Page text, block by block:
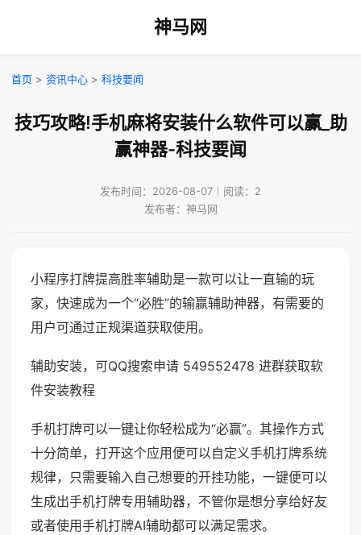
神马网
首页 > 资讯中心 > 科技要闻
技巧攻略!手机麻将安装什么软件可以赢_助
赢神器-科技要闻
发布时间：2026-08-07｜阅读：2
发布者：神马网
小程序打牌提高胜率辅助是一款可以让一直输的玩
家，快速成为一个“必胜”的输赢辅助神器，有需要的
用户可通过正规渠道获取使用。
辅助安装，可QQ搜索申请 549552478 进群获取软
件安装教程
手机打牌可以一键让你轻松成为“必赢”。其操作方式
十分简单，打开这个应用便可以自定义手机打牌系统
规律，只需要输入自己想要的开挂功能，一键便可以
生成出手机打牌专用辅助器，不管你是想分享给好友
或者使用手机打牌AI辅助都可以满足需求。